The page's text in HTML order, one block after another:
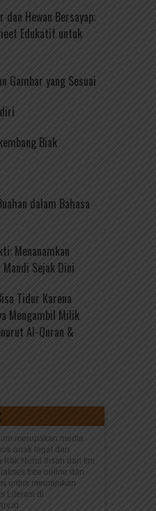
dan Hewan Bersayap:
Edukatif untuk
Gambar yang Sesuai
Biak
dalam Bahasa
Menanamkan
Sejak Dini
Tidur Karena
Mengambil Milik
Al-Quran &
merupakan media
anak legal dan
Kak Nurul Ihsan dan tim
free online dan
untuk memajukan
Literasi di